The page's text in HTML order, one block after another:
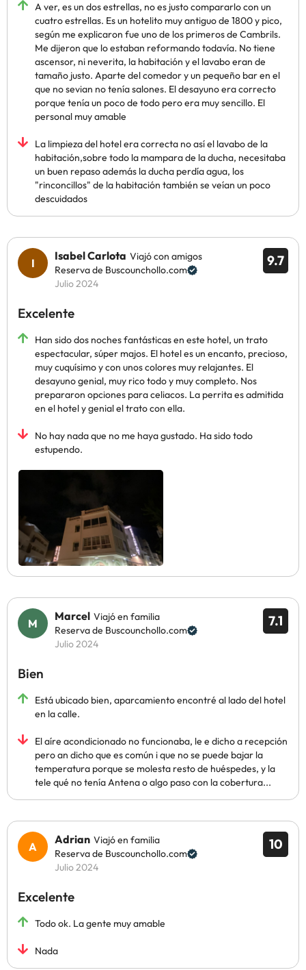
A ver, es un dos estrellas, no es justo compararlo con un
cuatro estrellas. Es un hotelito muy antiguo de 1800 y pico,
según me explicaron fue uno de los primeros de Cambrils.
Me dijeron que lo estaban reformando todavía. No tiene
ascensor, ni neverita, la habitación y el lavabo eran de
tamaño justo. Aparte del comedor y un pequeño bar en el
que no sevian no tenía salones. El desayuno era correcto
porque tenía un poco de todo pero era muy sencillo. El
personal muy amable
La limpieza del hotel era correcta no así el lavabo de la
habitación,sobre todo la mampara de la ducha, necesitaba
un buen repaso además la ducha perdía agua, los
"rinconcillos" de la habitación también se veían un poco
descuidados
9.7
Isabel Carlota Viajó con amigos
Reserva de Buscounchollo.com
Julio 2024
Excelente
Han sido dos noches fantásticas en este hotel, un trato
espectacular, súper majos. El hotel es un encanto, precioso,
muy cuquísimo y con unos colores muy relajantes. El
desayuno genial, muy rico todo y muy completo. Nos
prepararon opciones para celiacos. La perrita es admitida
en el hotel y genial el trato con ella.
No hay nada que no me haya gustado. Ha sido todo
estupendo.
7.1
Marcel Viajó en familia
Reserva de Buscounchollo.com
Julio 2024
Bien
Está ubicado bien, aparcamiento encontré al lado del hotel
en la calle.
El aíre acondicionado no funcionaba, le e dicho a recepción
pero an dicho que es común i que no se puede bajar la
temperatura porque se molesta resto de huéspedes, y la
tele qué no tenía Antena o algo paso con la cobertura...
10
Adrian Viajó en familia
Reserva de Buscounchollo.com
Julio 2024
Excelente
Todo ok. La gente muy amable
Nada